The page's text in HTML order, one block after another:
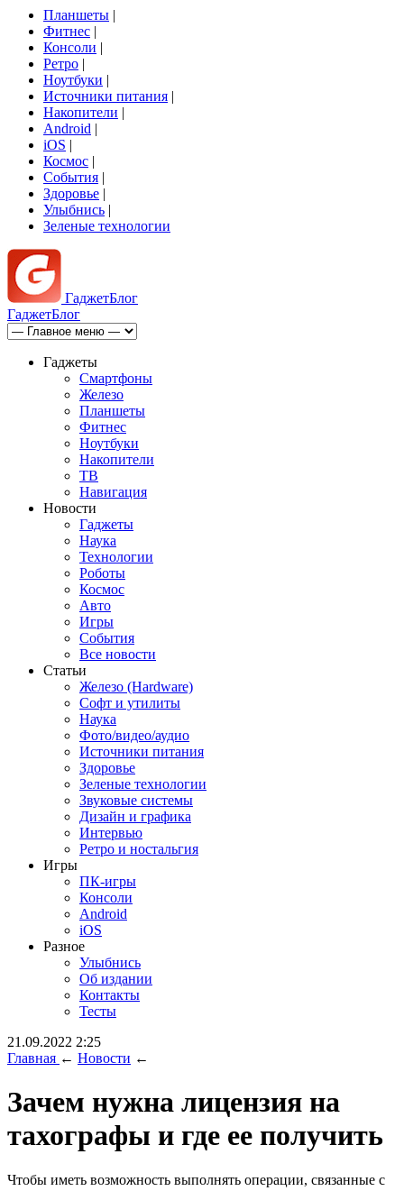
Планшеты |
Фитнес |
Консоли |
Ретро |
Ноутбуки |
Источники питания |
Накопители |
Android |
iOS |
Космос |
События |
Здоровье |
Улыбнись |
Зеленые технологии
ГаджетБлог
ГаджетБлог
Гаджеты
Смартфоны
Железо
Планшеты
Фитнес
Ноутбуки
Накопители
ТВ
Навигация
Новости
Гаджеты
Наука
Технологии
Роботы
Космос
Авто
Игры
События
Все новости
Статьи
Железо (Hardware)
Софт и утилиты
Наука
Фото/видео/аудио
Источники питания
Здоровье
Зеленые технологии
Звуковые системы
Дизайн и графика
Интервью
Ретро и ностальгия
Игры
ПК-игры
Консоли
Android
iOS
Разное
Улыбнись
Об издании
Контакты
Тесты
21.09.2022 2:25
Главная ← Новости ←
Зачем нужна лицензия на
тахографы и где ее получить
Чтобы иметь возможность выполнять операции, связанные с